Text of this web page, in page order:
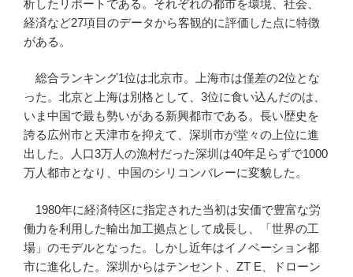
析したリポートである。それぞれの都市を環境、社会、
経済など27項目のデータから客観的に評価した点に特徴
がある。
総合ランキング1位は北京市。上海市は僅差の2位とな
った。北京と上海は別格として、3位に食い込んだのは、
いま中国で最も勢いがある新興都市である。長い歴史を
誇る広州市と天津市を抑えて、深圳市が堂々の上位に進
出した。人口3万人の漁村だった深圳は40年足らずで1000
万人都市となり、中国のシリコンバレーに変貌した。
1980年に経済特区に指定された当初は安価で豊富な労
働力を利用した輸出加工拠点として成長し、「世界の工
場」のモデルとなった。しかし近年はイノベーション都
市に進化した。深圳からはテンセント、ZT E、ドローン